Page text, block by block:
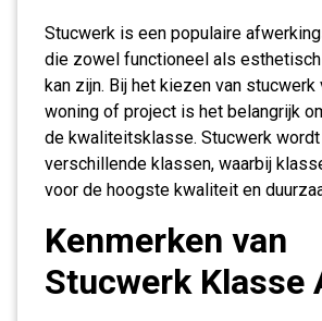
Stucwerk is een populaire
die zowel functioneel als
kan zijn. Bij het kiezen van stucwerk
woning of project is het belangrijk
de kwaliteitsklasse. Stucwerk
verschillende klassen, waarbij
voor de hoogste kwaliteit en
Kenmerken van
Stucwerk Klasse